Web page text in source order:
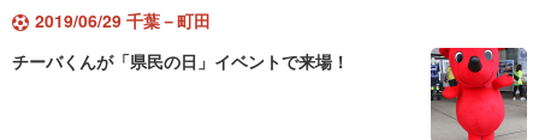
2019/06/29 千葉－町田
チーバくんが「県民の日」イベントで来場！